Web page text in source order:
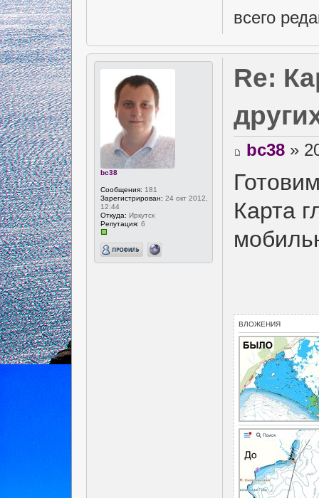
всего
bc38
Сообщения: 181
Зарегистрирован: 24 окт 2012,
12:44
Откуда: Иркутск
Репутация: 6
Re:
bc38 »
Карта
ВЛОЖЕНИЯ